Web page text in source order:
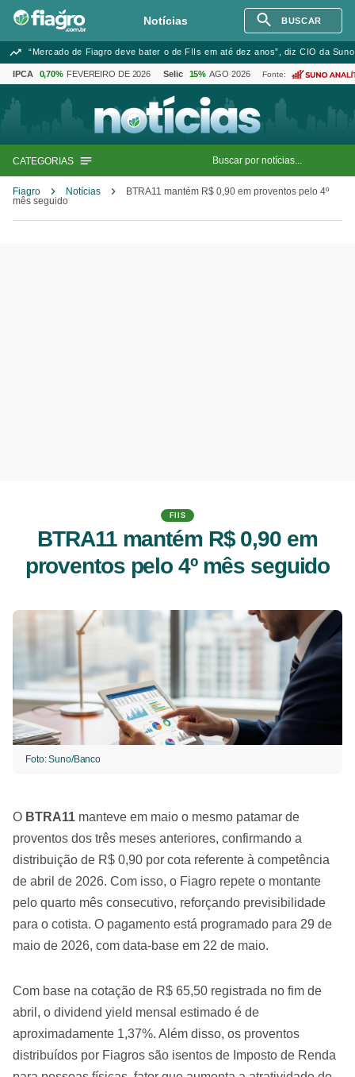
Notícias BUSCAR
“Mercado de Fiagro deve bater o de FIIs em até dez anos”, diz CIO da
IPCA 0,70% FEVEREIRO DE 2026 Selic 15% AGO 2026 Fonte:
CATEGORIAS
Fiagro Notícias
BTRA11 mantém R$ 0,90 em proventos pelo 4º
mês seguido
FIIS
BTRA11 mantém R$ 0,90 em
proventos pelo 4º mês seguido
Foto: Suno/Banco
O BTRA11 manteve em maio o mesmo patamar de
proventos dos três meses anteriores, confirmando a
distribuição de R$ 0,90 por cota referente à competência
de abril de 2026. Com isso, o Fiagro repete o montante
pelo quarto mês consecutivo, reforçando previsibilidade
para o cotista. O pagamento está programado para 29 de
maio de 2026, com data-base em 22 de maio.
Com base na cotação de R$ 65,50 registrada no fim de
abril, o dividend yield mensal estimado é de
aproximadamente 1,37%. Além disso, os proventos
distribuídos por Fiagros são isentos de Imposto de Renda